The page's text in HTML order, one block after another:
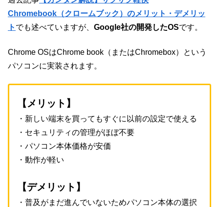
Chromebook（クロームブック）のメリット・デメリッ
ト でも述べていますが、 Google社の開発したOSです。
Chrome OSはChrome book（またはChromebox）という
パソコンに実装されます。
【メリット】
・新しい端末を買ってもすぐに以前の設定で使える
・セキュリティの管理がほぼ不要
・パソコン本体価格が安価
・動作が軽い
【デメリット】
・普及がまだ進んでいないためパソコン本体の選択